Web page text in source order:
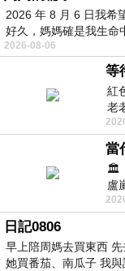
2026 年 8 月 6 日我希
好久，媽媽確是我生命
2026-08-06
等
紅
老
向
🏛️
盧
中
日記0806
早上陪周媽去買東西
她買番茄、南瓜子 我